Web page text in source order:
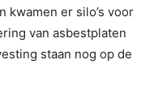
kwamen er silo’s voor
van asbestplaten
staan nog op de